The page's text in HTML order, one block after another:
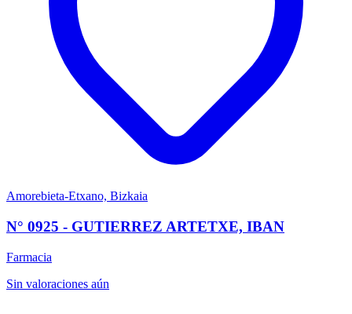
Amorebieta-Etxano, Bizkaia
N° 0925 - GUTIERREZ ARTETXE, IBAN
Farmacia
Sin valoraciones aún